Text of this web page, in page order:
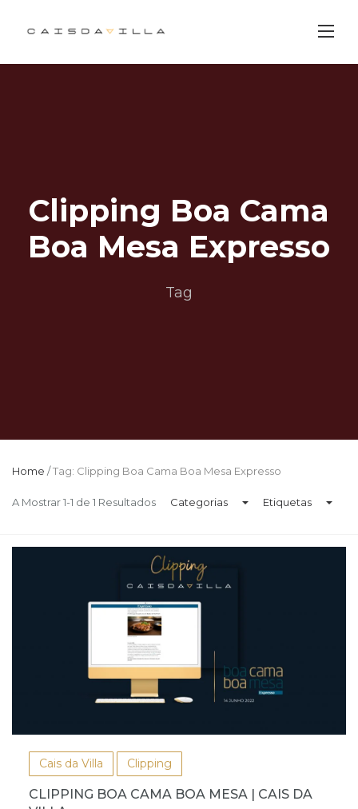
Clipping Boa Cama
Boa Mesa Expresso
Tag
Home /Tag: Clipping Boa Cama Boa Mesa Expresso
A Mostrar 1-1 de 1 Resultados Categorias Etiquetas
Cais da Villa Clipping
CLIPPING BOA CAMA BOA MESA | CAIS DA